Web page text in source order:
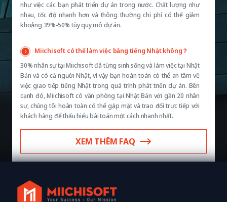
như việc các bạn phát triển dự án trong nước. Chất lượng như
nhau, tốc độ nhanh hơn và thông thường chi phí có thể giảm
khoảng 39%-50% tùy quy mô dự án.
Miichisoft có thể làm việc bằng tiếng Nhật không？
30% nhân sự tại Miichisoft đã từng sinh sống và làm việc tại Nhật
Bản và có cả người Nhật, vì vậy bạn hoàn toàn có thể an tâm về
việc giao tiếp tiếng Nhật trong quá trình phát triển dự án. Bên
cạnh đó, Miichisoft có văn phòng tại Nhật Bản với gần 20 nhân
sự, chúng tôi hoàn toàn có thể gặp mặt và trao đổi trực tiếp với
khách hàng để thấu hiểu bài toán một cách nhanh nhất.
XEM THÊM FAQ